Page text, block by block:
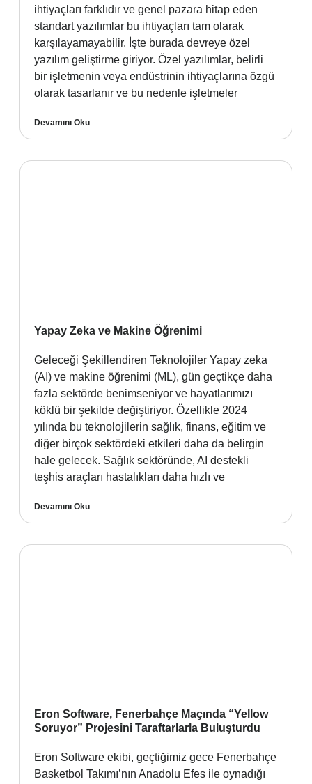
ihtiyaçları farklıdır ve genel pazara hitap eden
standart yazılımlar bu ihtiyaçları tam olarak
karşılayamayabilir. İşte burada devreye özel
yazılım geliştirme giriyor. Özel yazılımlar, belirli
bir işletmenin veya endüstrinin ihtiyaçlarına özgü
olarak tasarlanır ve bu nedenle işletmeler
Devamını Oku
Yapay Zeka ve Makine Öğrenimi
Geleceği Şekillendiren Teknolojiler Yapay zeka
(AI) ve makine öğrenimi (ML), gün geçtikçe daha
fazla sektörde benimseniyor ve hayatlarımızı
köklü bir şekilde değiştiriyor. Özellikle 2024
yılında bu teknolojilerin sağlık, finans, eğitim ve
diğer birçok sektördeki etkileri daha da belirgin
hale gelecek. Sağlık sektöründe, AI destekli
teşhis araçları hastalıkları daha hızlı ve
Devamını Oku
Eron Software, Fenerbahçe Maçında “Yellow
Soruyor” Projesini Taraftarlarla Buluşturdu
Eron Software ekibi, geçtiğimiz gece Fenerbahçe
Basketbol Takımı’nın Anadolu Efes ile oynadığı